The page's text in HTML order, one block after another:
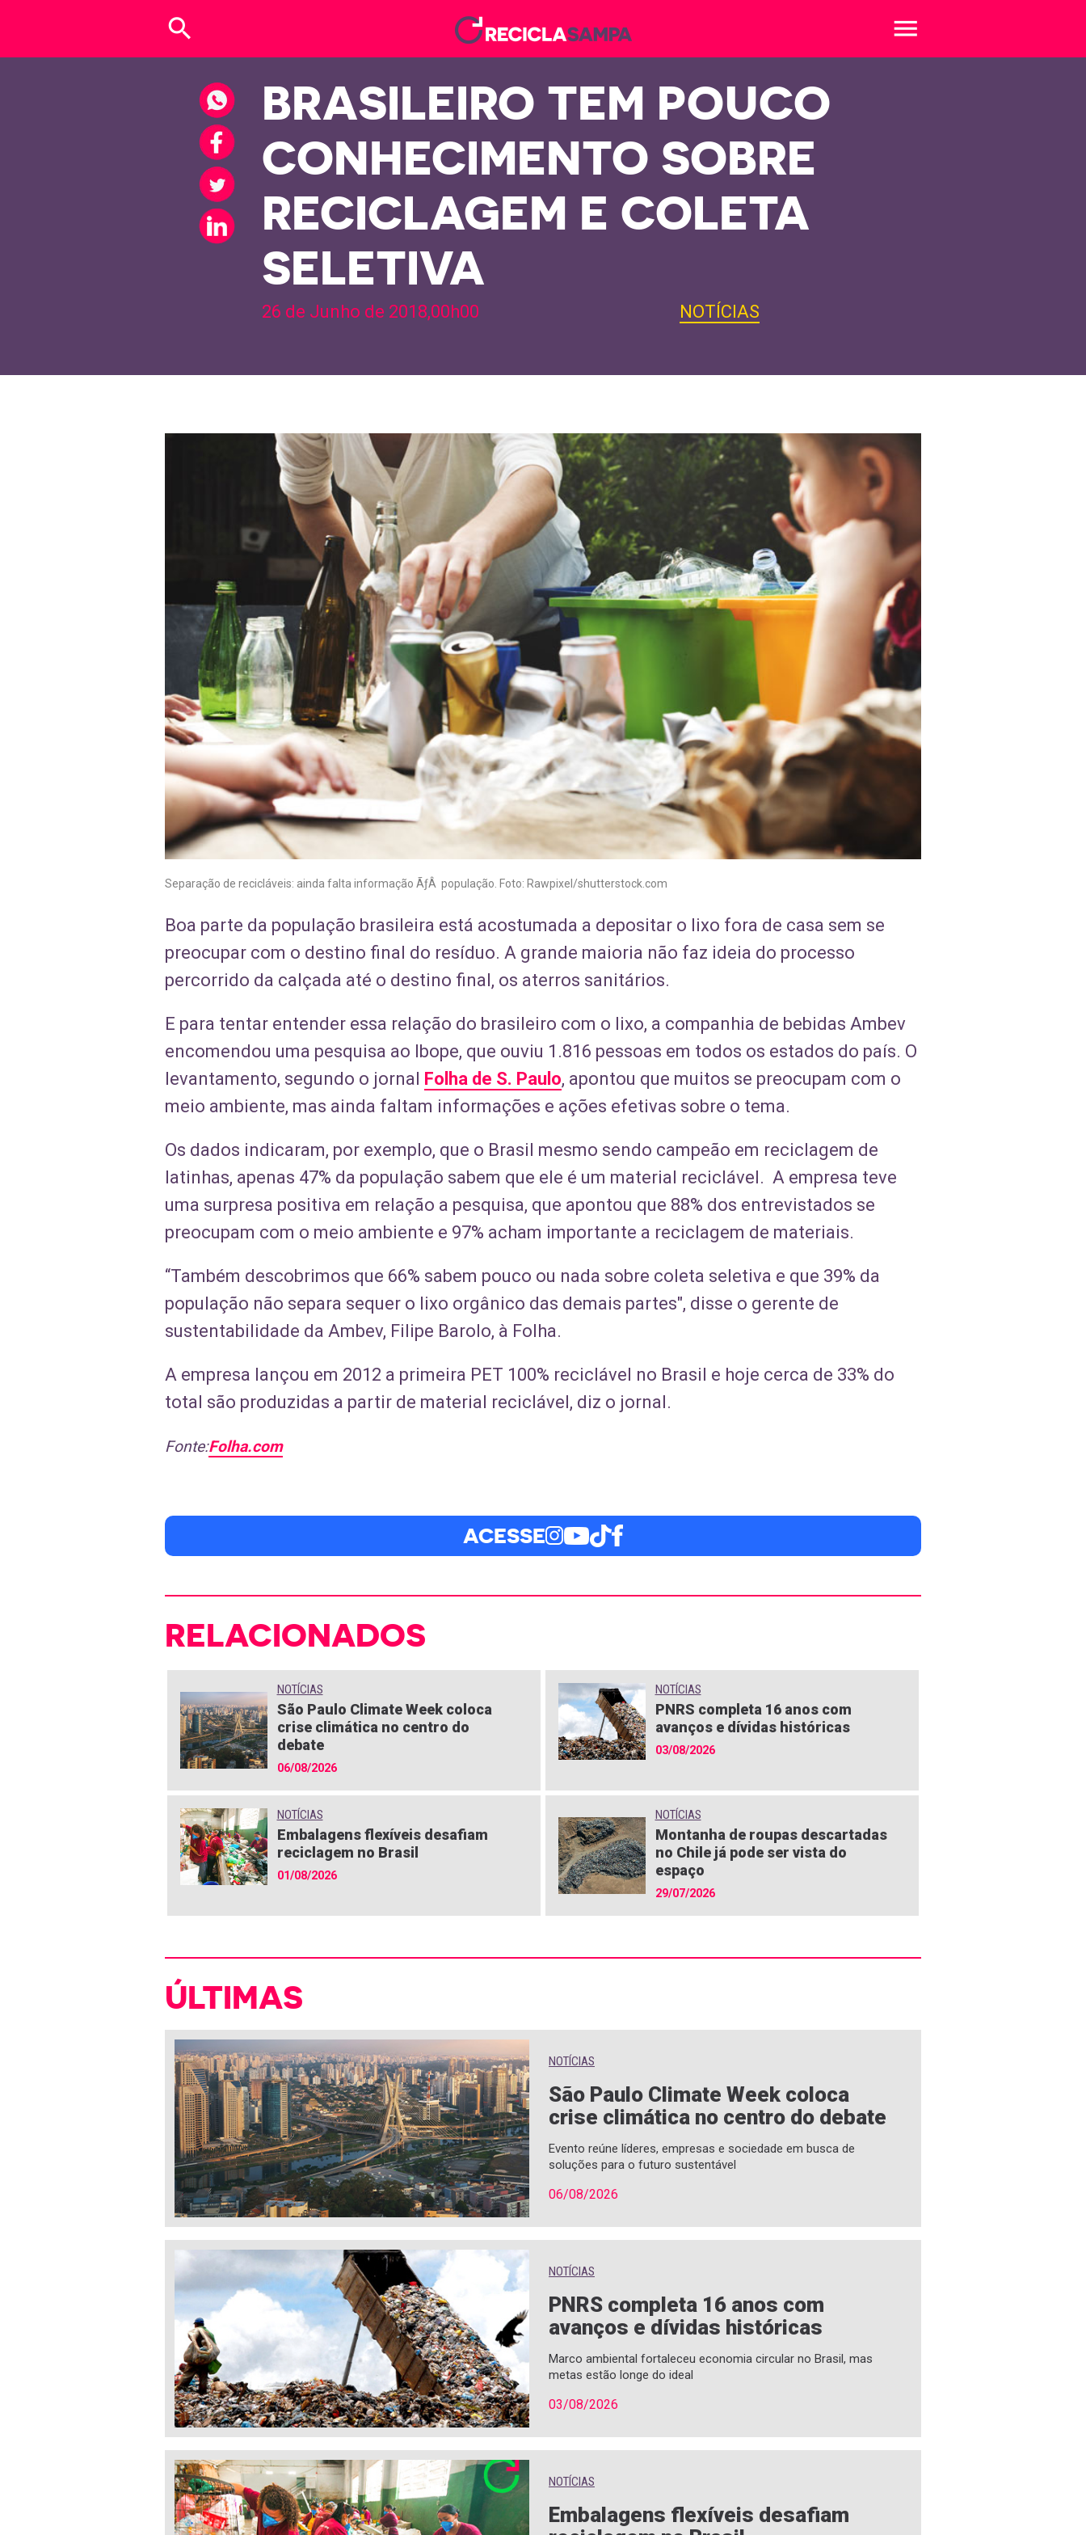
search menu
BRASILEIRO TEM POUCO
CONHECIMENTO SOBRE
RECICLAGEM E COLETA
SELETIVA
26 de Junho de 2018,00h00 NOTÍCIAS
Separação de recicláveis: ainda falta informação ÃƒÂ população. Foto: Rawpixel/shutterstock.com
Boa parte da população brasileira está acostumada a depositar o lixo fora de casa sem se
preocupar com o destino final do resíduo. A grande maioria não faz ideia do processo
percorrido da calçada até o destino final, os aterros sanitários.
E para tentar entender essa relação do brasileiro com o lixo, a companhia de bebidas Ambev
encomendou uma pesquisa ao Ibope, que ouviu 1.816 pessoas em todos os estados do país. O
levantamento, segundo o jornal Folha de S. Paulo, apontou que muitos se preocupam com o
meio ambiente, mas ainda faltam informações e ações efetivas sobre o tema.
Os dados indicaram, por exemplo, que o Brasil mesmo sendo campeão em reciclagem de
latinhas, apenas 47% da população sabem que ele é um material reciclável. A empresa teve
uma surpresa positiva em relação a pesquisa, que apontou que 88% dos entrevistados se
preocupam com o meio ambiente e 97% acham importante a reciclagem de materiais.
“Também descobrimos que 66% sabem pouco ou nada sobre coleta seletiva e que 39% da
população não separa sequer o lixo orgânico das demais partes", disse o gerente de
sustentabilidade da Ambev, Filipe Barolo, à Folha.
A empresa lançou em 2012 a primeira PET 100% reciclável no Brasil e hoje cerca de 33% do
total são produzidas a partir de material reciclável, diz o jornal.
Fonte:Folha.com
ACESSE
RELACIONADOS
NOTÍCIAS
São Paulo Climate Week coloca
crise climática no centro do
debate
06/08/2026
NOTÍCIAS
PNRS completa 16 anos com
avanços e dívidas históricas
03/08/2026
NOTÍCIAS
Embalagens flexíveis desafiam
reciclagem no Brasil
01/08/2026
NOTÍCIAS
Montanha de roupas descartadas
no Chile já pode ser vista do
espaço
29/07/2026
ÚLTIMAS
NOTÍCIAS
São Paulo Climate Week coloca
crise climática no centro do debate
Evento reúne líderes, empresas e sociedade em busca de
soluções para o futuro sustentável
06/08/2026
NOTÍCIAS
PNRS completa 16 anos com
avanços e dívidas históricas
Marco ambiental fortaleceu economia circular no Brasil, mas
metas estão longe do ideal
03/08/2026
NOTÍCIAS
Embalagens flexíveis desafiam